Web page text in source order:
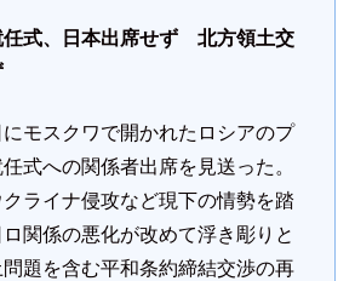
任式、日本出席せず 北方領土交
モスクワで開かれたロシアのプ
式への関係者出席を見送った。
ライナ侵攻など現下の情勢を踏
関係の悪化が改めて浮き彫りと
題を含む平和条約締結交渉の再